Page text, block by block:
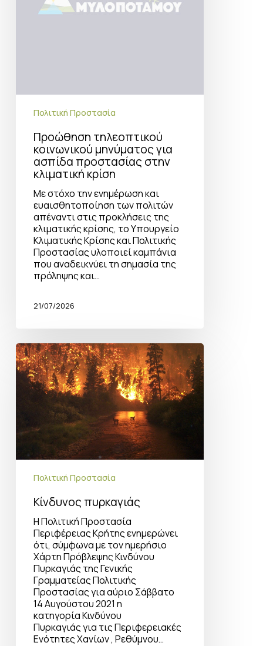
κλιματική
κρίση
Πολιτική Προστασία
Προώθηση τηλεοπτικού
κοινωνικού μηνύματος για
ασπίδα προστασίας στην
κλιματική κρίση
Με στόχο την ενημέρωση και
ευαισθητοποίηση των πολιτών
απέναντι στις προκλήσεις της
κλιματικής κρίσης, το Υπουργείο
Κλιματικής Κρίσης και Πολιτικής
Προστασίας υλοποιεί καμπάνια
που αναδεικνύει τη σημασία της
πρόληψης και…
21/07/2026
Κίνδυνος
πυρκαγιάς
Πολιτική Προστασία
Κίνδυνος πυρκαγιάς
Η Πολιτική Προστασία
Περιφέρειας Κρήτης ενημερώνει
ότι, σύμφωνα με τον ημερήσιο
Χάρτη Πρόβλεψης Κινδύνου
Πυρκαγιάς της Γενικής
Γραμματείας Πολιτικής
Προστασίας για αύριο Σάββατο
14 Αυγούστου 2021 η
κατηγορία Κινδύνου
Πυρκαγιάς για τις Περιφερειακές
Ενότητες Χανίων , Ρεθύμνου…